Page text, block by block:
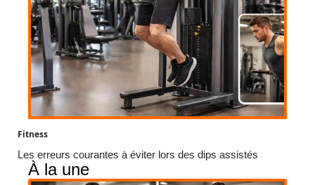
Fitness
Les erreurs courantes à éviter lors des dips assistés
À la une